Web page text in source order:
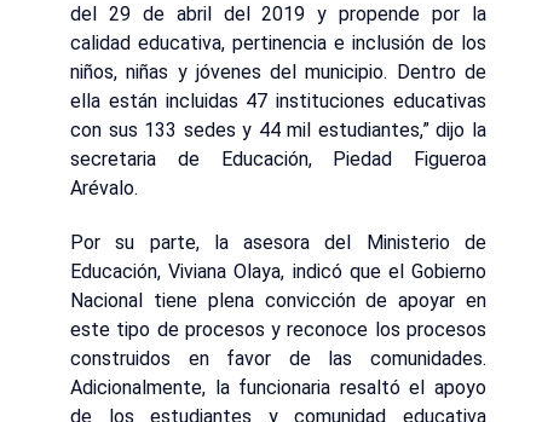
del 29 de abril del 2019 y propende por la
calidad educativa, pertinencia e inclusión de los
niños, niñas y jóvenes del municipio. Dentro de
ella están incluidas 47 instituciones educativas
con sus 133 sedes y 44 mil estudiantes,” dijo la
secretaria de Educación, Piedad Figueroa
Arévalo.
Por su parte, la asesora del Ministerio de
Educación, Viviana Olaya, indicó que el Gobierno
Nacional tiene plena convicción de apoyar en
este tipo de procesos y reconoce los procesos
construidos en favor de las comunidades.
Adicionalmente, la funcionaria resaltó el apoyo
de los estudiantes y comunidad educativa